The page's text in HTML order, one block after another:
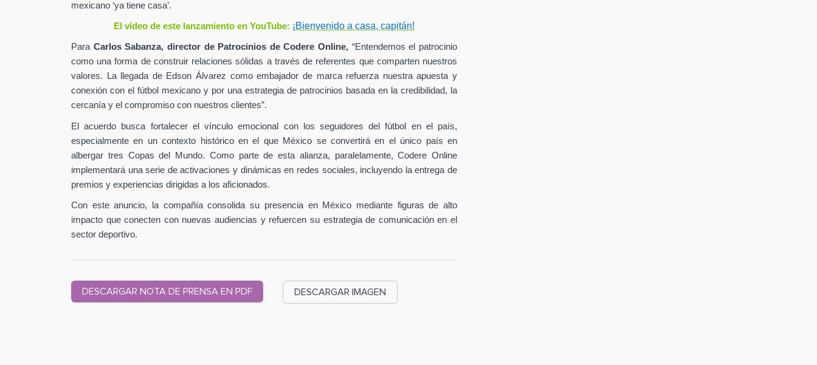
mexicano ‘ya tiene casa’.
El vídeo de este lanzamiento en YouTube: ¡Bienvenido a casa, capitán!
Para Carlos Sabanza, director de Patrocinios de Codere Online, “Entendemos el patrocinio
como una forma de construir relaciones sólidas a través de referentes que comparten nuestros
valores. La llegada de Edson Álvarez como embajador de marca refuerza nuestra apuesta y
conexión con el fútbol mexicano y por una estrategia de patrocinios basada en la credibilidad, la
cercanía y el compromiso con nuestros clientes”.
El acuerdo busca fortalecer el vínculo emocional con los seguidores del fútbol en el país,
especialmente en un contexto histórico en el que México se convertirá en el único país en
albergar tres Copas del Mundo. Como parte de esta alianza, paralelamente, Codere Online
implementará una serie de activaciones y dinámicas en redes sociales, incluyendo la entrega de
premios y experiencias dirigidas a los aficionados.
Con este anuncio, la compañía consolida su presencia en México mediante figuras de alto
impacto que conecten con nuevas audiencias y refuercen su estrategia de comunicación en el
sector deportivo.
DESCARGAR NOTA DE PRENSA EN PDF DESCARGAR IMAGEN